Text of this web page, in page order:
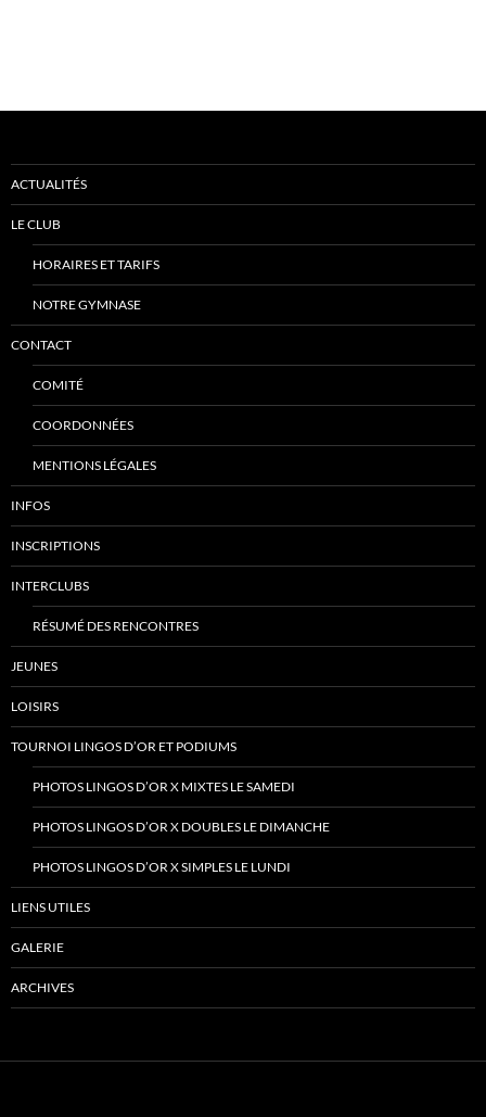
ACTUALITÉS
LE CLUB
HORAIRES ET TARIFS
NOTRE GYMNASE
CONTACT
COMITÉ
COORDONNÉES
MENTIONS LÉGALES
INFOS
INSCRIPTIONS
INTERCLUBS
RÉSUMÉ DES RENCONTRES
JEUNES
LOISIRS
TOURNOI LINGOS D’OR ET PODIUMS
PHOTOS LINGOS D’OR X MIXTES LE SAMEDI
PHOTOS LINGOS D’OR X DOUBLES LE DIMANCHE
PHOTOS LINGOS D’OR X SIMPLES LE LUNDI
LIENS UTILES
GALERIE
ARCHIVES